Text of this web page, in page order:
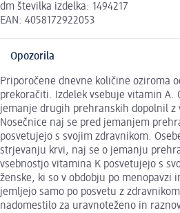
dm številka izdelka: 1494217
EAN: 4058172922053
Opozorila
Priporočene dnevne količine oziroma
prekoračiti. Izdelek vsebuje vitamin A.
jemanje drugih prehranskih dopolnil z
Nosečnice naj se pred jemanjem
posvetujejo s svojim zdravnikom.
strjevanju krvi, naj se o jemanju
vsebnostjo vitamina K posvetujejo s
ženske, ki so v obdobju po menopavzi
jemljejo samo po posvetu z
nadomestilo za uravnoteženo in